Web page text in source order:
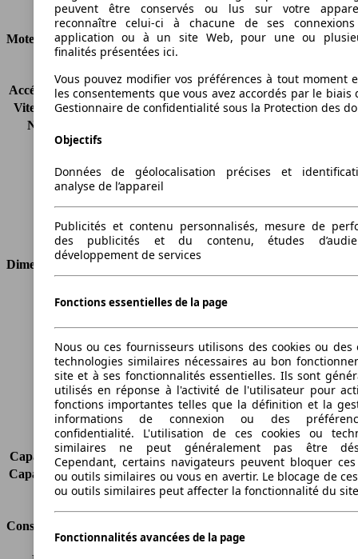
Consommation
Moteur et Puissance
KW (CH)
66 kW (90 PS)
Accélération (0-100 km/h) 12.8s
Vitesse maximale (km/h) 173 km/h
Nombre de vitesses
Couple
Carburant
Diesel
Cylindres
Type de traction
Traction avant
Dimensions
Longueur
4336 mm
Empattement
2600 mm
Poids maximum
-
Charge maximale
-
Portes
5
Sièges
2
Charge sur toit
-
Capacité de remorquage (sans freins) -
Capacité de remorquage (avec freins) -
Volume du coffre
-
Consommation
peuvent être conservés ou lus sur votre
reconnaître celui-ci à chacune de ses
application ou à un site Web, pour une ou
finalités présentées ici.
Vous pouvez modifier vos préférences à tout moment
les consentements que vous avez accordés par le biais
Gestionnaire de confidentialité sous la Protection des
Objectifs
Données de géolocalisation précises et
analyse de l’appareil
Publicités et contenu personnalisés, mesure de
des publicités et du contenu, études
développement de services
Fonctions essentielles de la page
Nous ou ces fournisseurs utilisons des cookies ou des
technologies similaires nécessaires au bon
site et à ses fonctionnalités essentielles. Ils sont
utilisés en réponse à l'activité de l'utilisateur pour
fonctions importantes telles que la définition et la
informations de connexion ou des
confidentialité. L'utilisation de ces cookies ou
similaires ne peut généralement pas être
Cependant, certains navigateurs peuvent bloquer ces
ou outils similaires ou vous en avertir. Le blocage de
ou outils similaires peut affecter la fonctionnalité du
Fonctionnalités avancées de la page